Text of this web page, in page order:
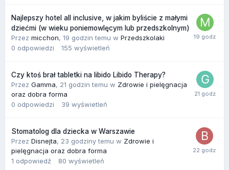
Najlepszy hotel all inclusive, w jakim byliście z małymi
dziećmi (w wieku poniemowlęcym lub przedszkolnym)
Przez micchon, 19 godzin temu w Przedszkolaki
0 odpowiedzi 155 wyświetleń
Czy ktoś brał tabletki na libido Libido Therapy?
Przez Gamma, 21 godzin temu w Zdrowie i pielęgnacja
oraz dobra forma
0 odpowiedzi 39 wyświetleń
Stomatolog dla dziecka w Warszawie
Przez Disnejta, 23 godziny temu w Zdrowie i
pielęgnacja oraz dobra forma
1 odpowiedź 80 wyświetleń